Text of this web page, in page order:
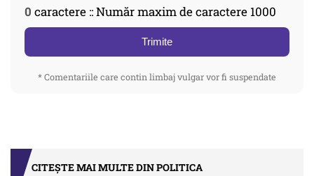
0 caractere :: Număr maxim de caractere 1000
Trimite
* Comentariile care contin limbaj vulgar vor fi suspendate
CITEȘTE MAI MULTE DIN POLITICA